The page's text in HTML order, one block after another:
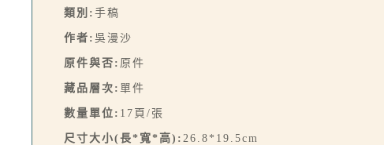
類別: 手稿
作者: 吳漫沙
原件與否: 原件
藏品層次: 單件
數量單位: 17頁/張
尺寸大小(長*寬*高): 26.8*19.5cm